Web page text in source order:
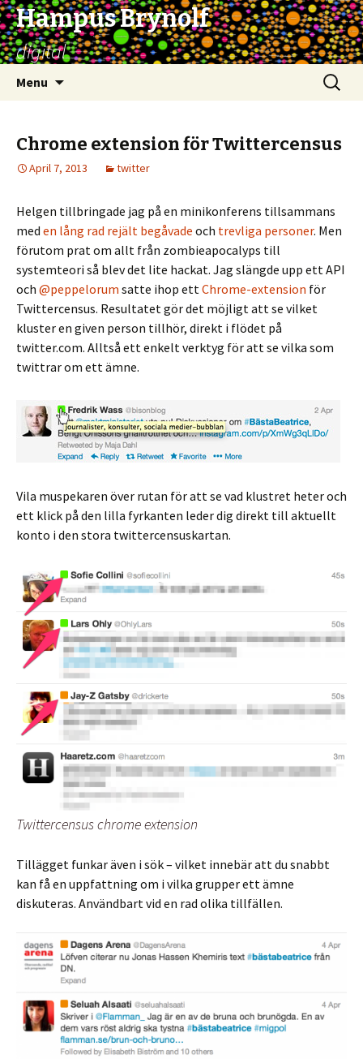
Hampus Brynolf
digital
Menu
Search
for:
Chrome extension för Twittercensus
April 7, 2013 twitter
Helgen tillbringade jag på en minikonferens tillsammans
med en lång rad rejält begåvade och trevliga personer. Men
förutom prat om allt från zombieapocalyps till
systemteori så blev det lite hackat. Jag slängde upp ett API
och @peppelorum satte ihop ettChrome-extension för
Twittercensus. Resultatet gör det möjligt att se vilket
kluster en given person tillhör, direkt i flödet på
twitter.com. Alltså ett enkelt verktyg för att se vilka som
twittrar om ett ämne.
Vila muspekaren över rutan för att se vad klustret heter och
ett klick på den lilla fyrkanten leder dig direkt till aktuellt
konto i den stora twittercensuskartan.
Twittercensus chrome extension
Tillägget funkar även i sök – vilket innebär att du snabbt
kan få en uppfattning om i vilka grupper ett ämne
diskuteras. Användbart vid en rad olika tillfällen.